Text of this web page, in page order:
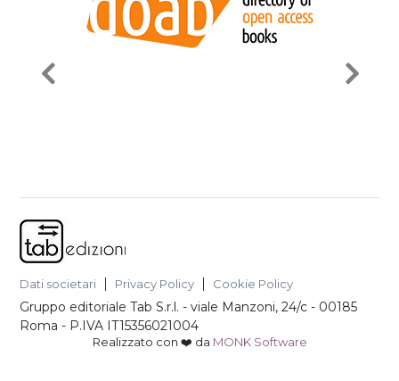
Dati societari Privacy Policy Cookie Policy
Gruppo editoriale Tab S.r.l. -viale Manzoni, 24/c - 00185
Roma - P.IVA IT15356021004
Realizzato con ❤️ da MONK Software